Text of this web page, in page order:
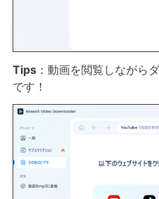
Tips：動画を閲覧しながら
です！